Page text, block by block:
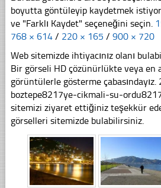
boyutta göntüleyip kaydetmek
ve "Farklı Kaydet" seçeneğini seçin.
768 × 614 / 220 × 165 / 900 × 720
Web sitemizde ihtiyacınız olanı
Bir görseli HD çözünürlükte veya en
görüntülerle gösterme
boztepe8217ye-cikmali-su-
sitemizi ziyaret ettiğiniz teşekkür
görselleri sitemizde bulabilirsiniz.